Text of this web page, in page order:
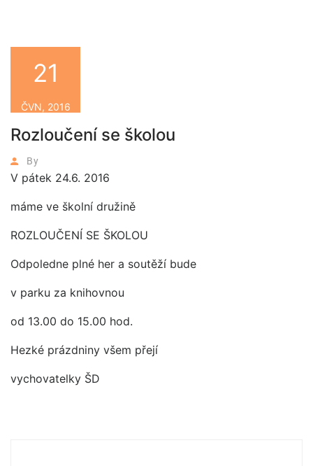
Rozloučení se školou
By
21
ČVN, 2016
V pátek 24.6. 2016
máme ve školní družině
ROZLOUČENÍ SE ŠKOLOU
Odpoledne plné her a soutěží bude
v parku za knihovnou
od 13.00 do 15.00 hod.
Hezké prázdniny všem přejí
vychovatelky ŠD